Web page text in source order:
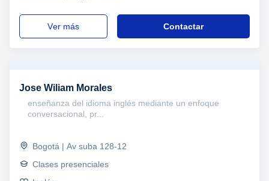
ver más Contactar
Jose Wiliam Morales
enseñanza del idioma inglés mediante un enfoque
conversacional, pr...
Bogotá | Av suba 128-12
Clases presenciales